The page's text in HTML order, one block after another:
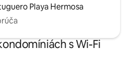
Playa Hermosa
s Wi-Fi